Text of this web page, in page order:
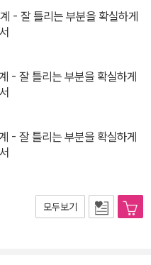
- 잘 틀리는 부분을 확실하게
- 잘 틀리는 부분을 확실하게
- 잘 틀리는 부분을 확실하게
모두보기